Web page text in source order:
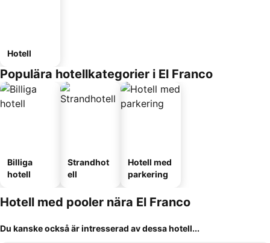
Hotell
Populära hotellkategorier i El Franco
Billiga
hotell
Strandhot
ell
Hotell med
parkering
Hotell med pooler nära El Franco
Du kanske också är intresserad av dessa hotell...